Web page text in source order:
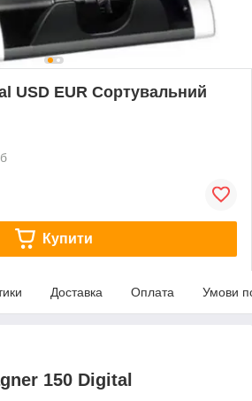
USD EUR Сортувальний
Купити
Доставка Оплата Умови
150 Digital